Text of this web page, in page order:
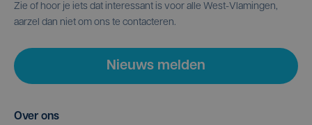
Zie of hoor je iets dat interessant is voor alle West-Vlamingen,
aarzel dan niet om ons te contacteren.
Nieuws melden
Over ons